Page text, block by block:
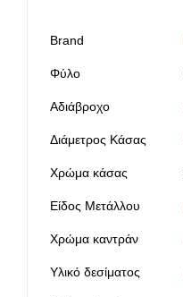
Brand
Φύλο
Αδιάβροχο
Διάμετρος Κάσας
Χρώμα κάσας
Είδος Μετάλλου
Χρώμα καντράν
Υλικό δεσίματος